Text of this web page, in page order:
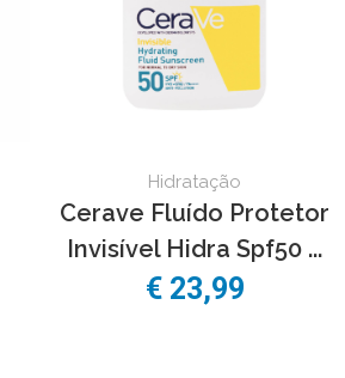
Hidratação
Cerave Fluído Protetor
Invisível Hidra Spf50 ...
€ 23,99